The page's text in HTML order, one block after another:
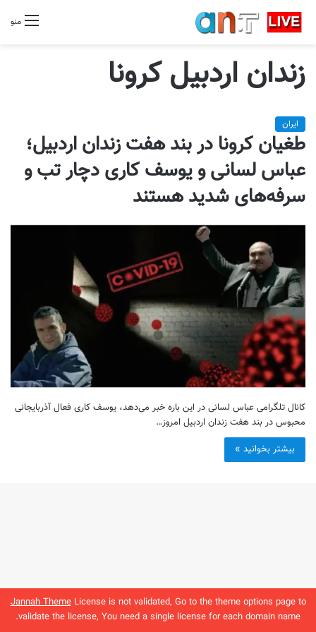
Jannah ThemeLicense is not validated, Go to the theme options page to
validate the license, You need a single license for each domain name.
منو
زندان اردبیل کرونا
ایران
طغیان کرونا در بند هفت زندان اردبیل؛
عباس لسانی و یوسف کاری دچار تب و
سرفه‌های شدید هستند
کانال تلگرامی عباس لسانی در این باره خبر می‌دهد، یوسف کاری فعال آذربایجانی
محبوس در بند هفت زندان اردبیل امروز…
بیشتر بخوانید »